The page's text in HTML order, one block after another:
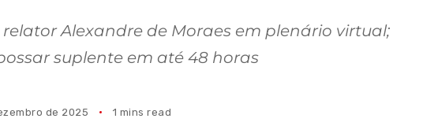
Alexandre de Moraes em plenário virtual;
suplente em até 48 horas
de 2025 1 mins read